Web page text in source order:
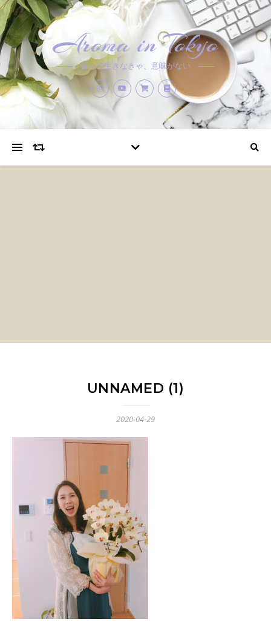
Aroma in Tokyo
香りで生きなきゃ、意味がない
UNNAMED (1)
2020-04-29